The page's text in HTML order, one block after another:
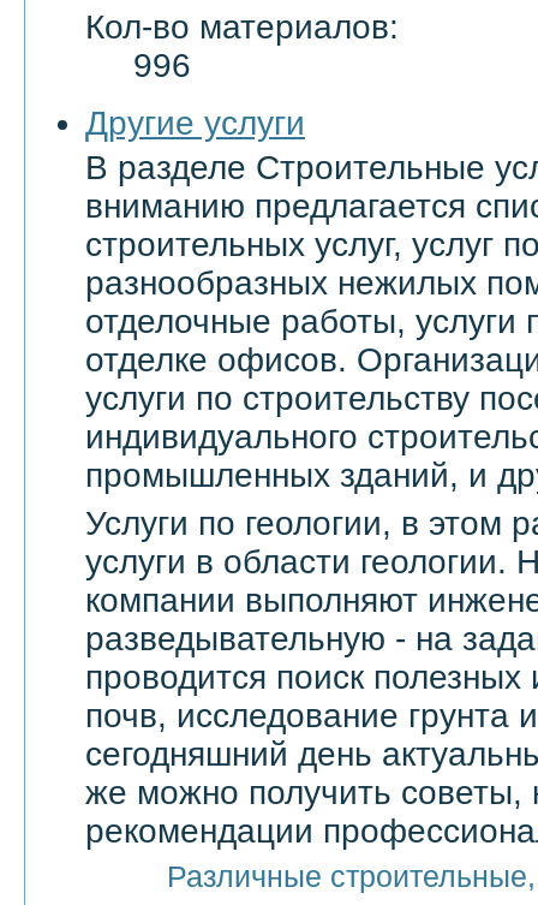
Кол-во материалов:
996
Другие услуги
В разделе Строительные
вниманию предлагается
строительных услуг, услуг
разнообразных нежилых
отделочные работы, услуги
отделке офисов.
услуги по строительству
индивидуального
промышленных зданий, и
Услуги по геологии, в этом
услуги в области
компании выполняют
разведывательную - на
проводится поиск
почв, исследование грунта
сегодняшний день
же можно получить советы,
рекомендации
Различные